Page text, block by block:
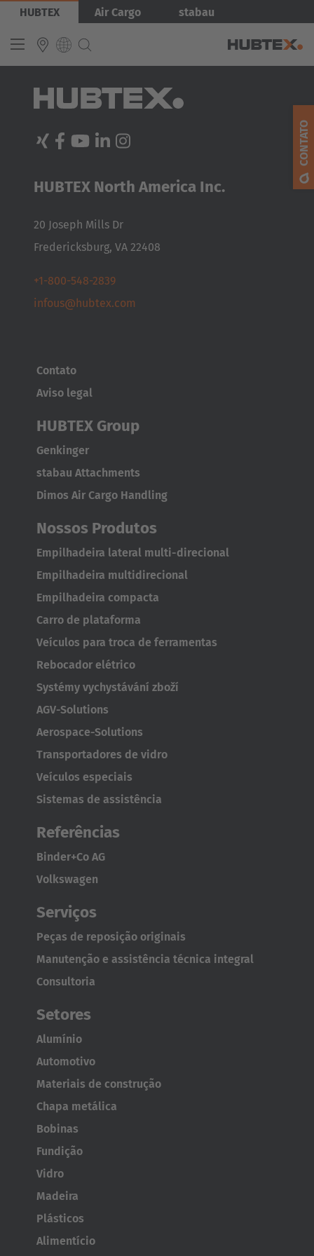
PularHUBTEX Air Cargo stabau
« back to main menu
Empilhadeiras laterais
Empilhadeiras Multidirecionais Automatizadas
INTERNATIONAL
Deutsch
Français
Belgium
Česká republika
Cesko
Deutschland
Deutsch
España
Español
Français
Great Britain
English
Luxembourg
Français Deutsch
Nederland
Nederlands
Deutsch
English Neutral
AMERICA
HUBTEX North America Inc.
20 Joseph Mills Dr
Fredericksburg, VA 22408
+1-800-548-2839
infous@hubtex.com
Contato
Aviso legal
HUBTEX Group
Genkinger
stabau Attachments
Dimos Air Cargo Handling
Nossos Produtos
Empilhadeira lateral multi-direcional
Empilhadeira multidirecional
Empilhadeira compacta
Carro de plataforma
Veículos para troca de ferramentas
Rebocador elétrico
Systémy vychystávání zboží
AGV-Solutions
Aerospace-Solutions
Transportadores de vidro
Veículos especiais
Sistemas de assistência
Referências
Binder+Co AG
Volkswagen
Serviços
Peças de reposição originais
Manutenção e assistência técnica integral
Consultoria
Setores
Alumínio
Automotivo
Materiais de construção
Chapa metálica
Bobinas
Fundição
Vidro
Madeira
Plásticos
Alimentício
CONTATO